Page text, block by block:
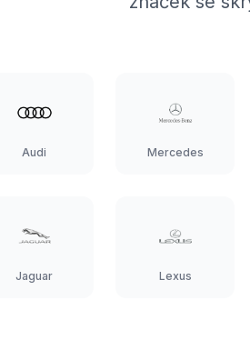
Audi Mercedes
Jaguar Lexus